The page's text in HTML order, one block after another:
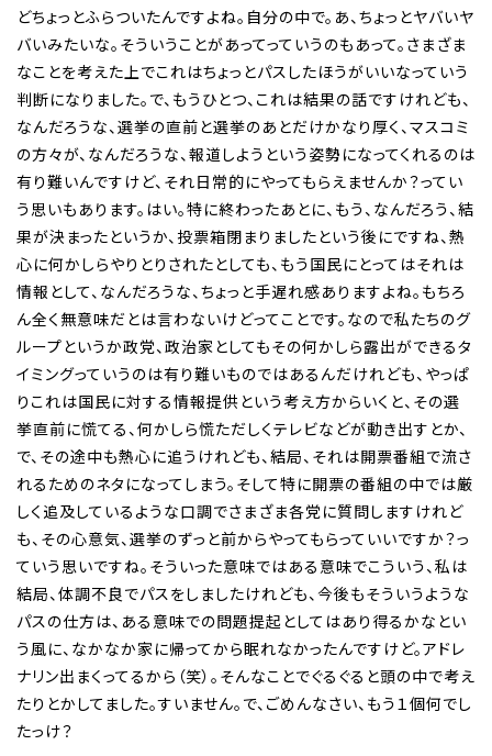
どちょっとふらついたんですよね。自分の中で。あ、ちょっとヤバいヤ
バいみたいな。そういうことがあってっていうのもあって。さまざま
なことを考えた上でこれはちょっとパスしたほうがいいなっていう
判断になりました。で、もうひとつ、これは結果の話ですけれども、
なんだろうな、選挙の直前と選挙のあとだけかなり厚く、マスコミ
の方々が、なんだろうな、報道しようという姿勢になってくれるのは
有り難いんですけど、それ日常的にやってもらえませんか？ってい
う思いもあります。はい。特に終わったあとに、もう、なんだろう、結
果が決まったというか、投票箱閉まりましたという後にですね、熱
心に何かしらやりとりされたとしても、もう国民にとってはそれは
情報として、なんだろうな、ちょっと手遅れ感ありますよね。もちろ
ん全く無意味だとは言わないけどってことです。なので私たちのグ
ループというか政党、政治家としてもその何かしら露出ができるタ
イミングっていうのは有り難いものではあるんだけれども、やっぱ
りこれは国民に対する情報提供という考え方からいくと、その選
挙直前に慌てる、何かしら慌ただしくテレビなどが動き出すとか、
で、その途中も熱心に追うけれども、結局、それは開票番組で流さ
れるためのネタになってしまう。そして特に開票の番組の中では厳
しく追及しているような口調でさまざま各党に質問しますけれど
も、その心意気、選挙のずっと前からやってもらっていいですか？っ
ていう思いですね。そういった意味ではある意味でこういう、私は
結局、体調不良でパスをしましたけれども、今後もそういうような
パスの仕方は、ある意味での問題提起としてはあり得るかなとい
う風に、なかなか家に帰ってから眠れなかったんですけど。アドレ
ナリン出まくってるから（笑）。そんなことでぐるぐると頭の中で考え
たりとかしてました。すいません。で、ごめんなさい、もう１個何でし
たっけ？